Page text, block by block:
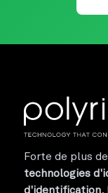
Forte de plus de
technologies
d'identification,